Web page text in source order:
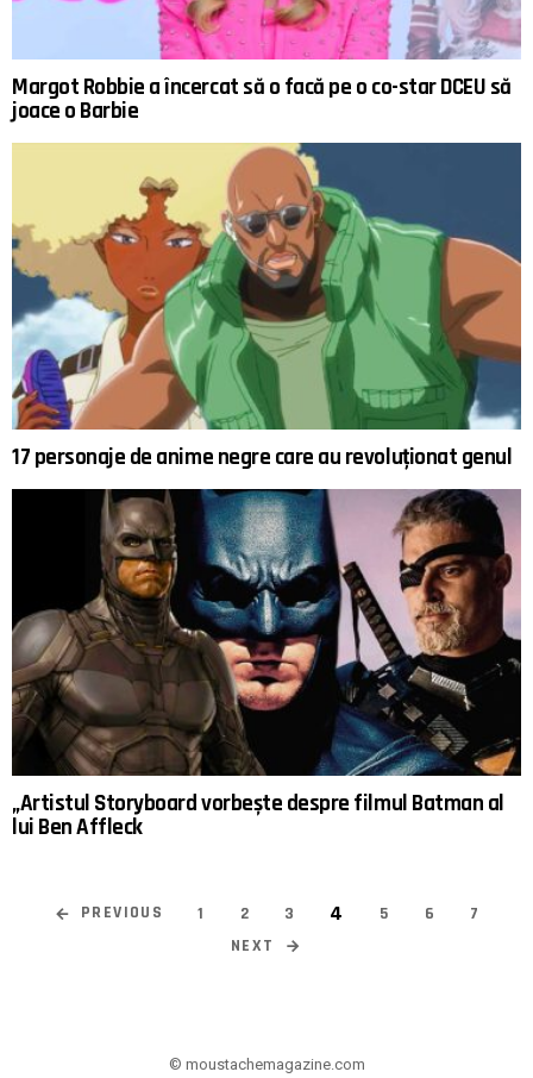
Margot Robbie a încercat să o facă pe o co-star DCEU să
joace o Barbie
17 personaje de anime negre care au revoluționat genul
„Artistul Storyboard vorbește despre filmul Batman al
lui Ben Affleck
PREVIOUS 1 2 3 4 5 6
7
NEXT
© moustachemagazine.com